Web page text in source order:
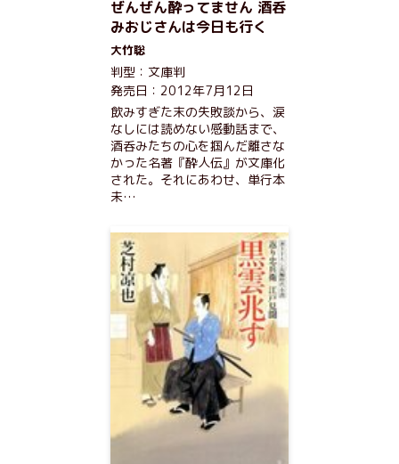
ぜんぜん酔ってません 酒呑
みおじさんは今日も行く
大竹聡
判型：文庫判
発売日：2012年7月12日
飲みすぎた末の失敗談から、涙
なしには読めない感動話まで、
酒呑みたちの心を掴んだ離さな
かった名著『酔人伝』が文庫化
された。それにあわせ、単行本
未…